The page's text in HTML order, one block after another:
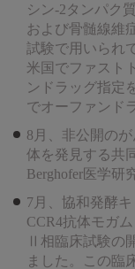
シン-2タンパク
および骨髄線維
試験で用いられ
米国でファスト
ンドラッグ指定
でオーファンド
8月、非公開の
体を発見する共
Berghofer医学研
7月、協和発酵
CCR4抗体モガ
Ⅱ相臨床試験の
ました。この臨